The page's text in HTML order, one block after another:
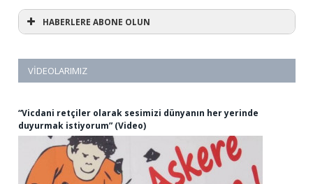
HABERLERE ABONE OLUN
VIDEOLARIMIZ
“Vicdani retçiler olarak sesimizi dünyanın her yerinde
duyurmak istiyorum” (Video)